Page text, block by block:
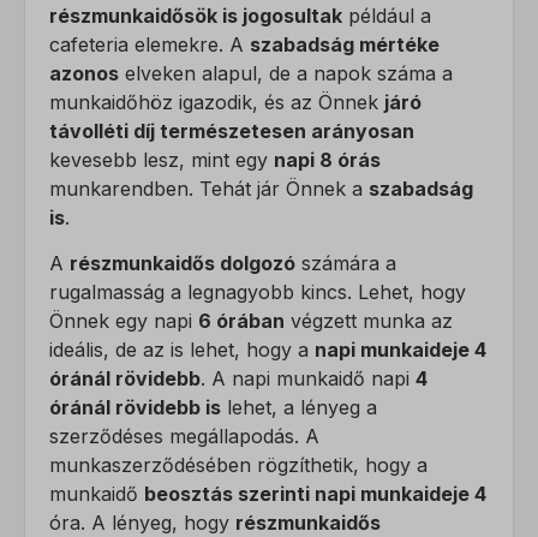
részmunkaidősök is jogosultak például a
cafeteria elemekre. A szabadság mértéke
azonos elveken alapul, de a napok száma a
munkaidőhöz igazodik, és az Önnek járó
távolléti díj természetesen arányosan
kevesebb lesz, mint egy napi 8 órás
munkarendben. Tehát jár Önnek a szabadság
is.
A részmunkaidős dolgozó számára a
rugalmasság a legnagyobb kincs. Lehet, hogy
Önnek egy napi 6 órában végzett munka az
ideális, de az is lehet, hogy a napi munkaideje 4
óránál rövidebb. A napi munkaidő napi 4
óránál rövidebb is lehet, a lényeg a
szerződéses megállapodás. A
munkaszerződésében rögzíthetik, hogy a
munkaidő beosztás szerinti napi munkaideje 4
óra. A lényeg, hogy részmunkaidős